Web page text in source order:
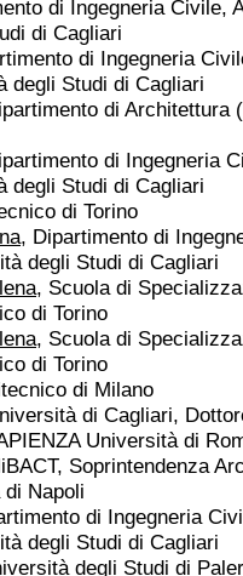
di Ingegneria Civile,
di Cagliari
di Ingegneria
degli Studi di Cagliari
di Architettura
di Ingegneria
degli Studi di Cagliari
di Torino
, Dipartimento di
degli Studi di Cagliari
, Scuola di
di Torino
, Scuola di
di Torino
di Milano
di Cagliari,
Università di
Soprintendenza
di Napoli
di Ingegneria
degli Studi di Cagliari
degli Studi di